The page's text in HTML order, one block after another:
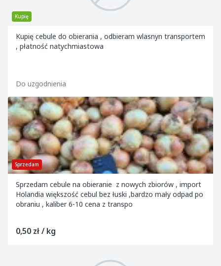
Kupię
Kupię cebule do obierania , odbieram wlasnyn transportem
, płatność natychmiastowa
Do uzgodnienia
Sprzedam
Sprzedam cebule na obieranie z nowych zbiorów , import
Holandia większość cebul bez łuski ,bardzo mały odpad po
obraniu , kaliber 6-10 cena z transpo
0,50 zł / kg